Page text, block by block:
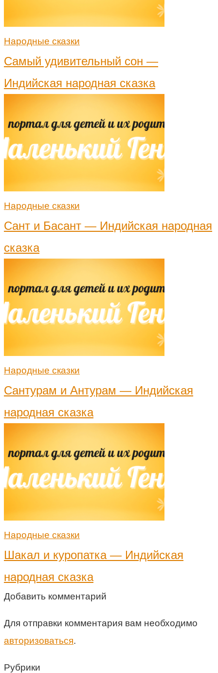
Народные сказки
Самый удивительный сон —
Индийская народная сказка
Народные сказки
Сант и Басант — Индийская народная
сказка
Народные сказки
Сантурам и Антурам — Индийская
народная сказка
Народные сказки
Шакал и куропатка — Индийская
народная сказка
Добавить комментарий
Для отправки комментария вам необходимо
авторизоваться.
Рубрики